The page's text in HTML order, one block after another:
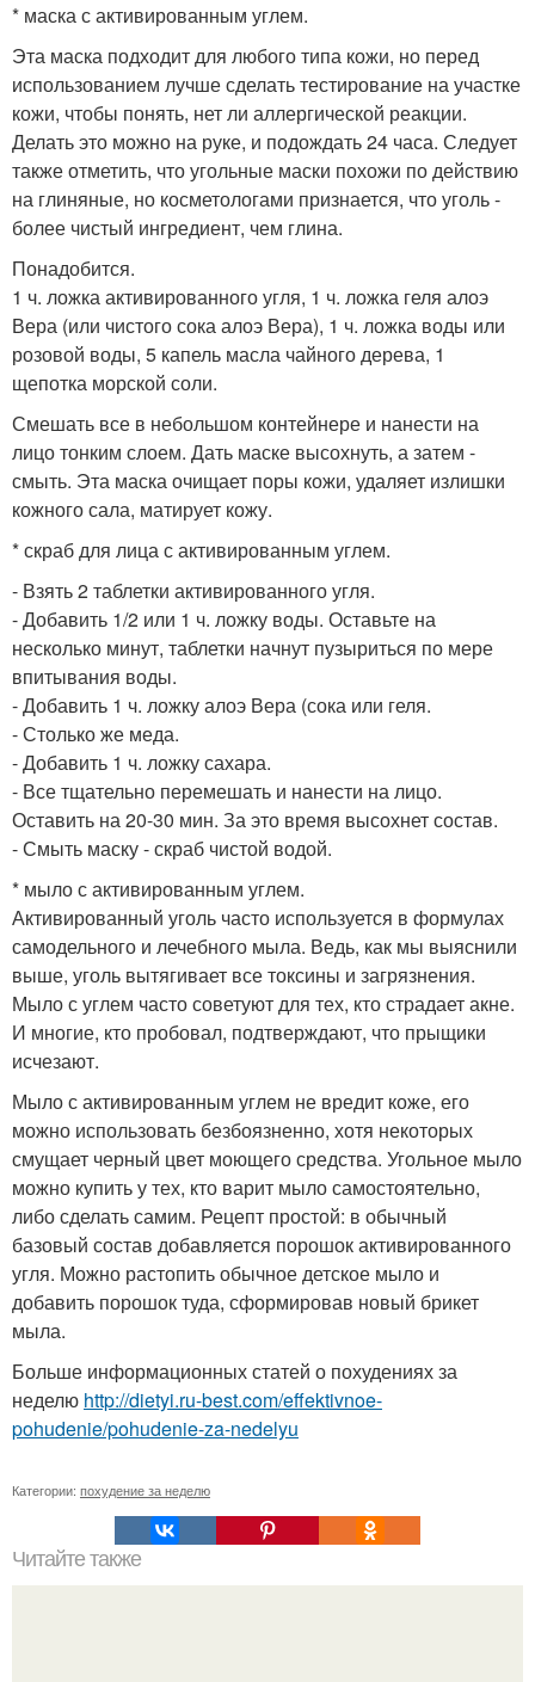
* маска с активированным углем.
Эта маска подходит для любого типа кожи, но перед
использованием лучше сделать тестирование на участке
кожи, чтобы понять, нет ли аллергической реакции.
Делать это можно на руке, и подождать 24 часа. Следует
также отметить, что угольные маски похожи по действию
на глиняные, но косметологами признается, что уголь -
более чистый ингредиент, чем глина.
Понадобится.
1 ч. ложка активированного угля, 1 ч. ложка геля алоэ
Вера (или чистого сока алоэ Вера), 1 ч. ложка воды или
розовой воды, 5 капель масла чайного дерева, 1
щепотка морской соли.
Смешать все в небольшом контейнере и нанести на
лицо тонким слоем. Дать маске высохнуть, а затем -
смыть. Эта маска очищает поры кожи, удаляет излишки
кожного сала, матирует кожу.
* скраб для лица с активированным углем.
- Взять 2 таблетки активированного угля.
- Добавить 1/2 или 1 ч. ложку воды. Оставьте на
несколько минут, таблетки начнут пузыриться по мере
впитывания воды.
- Добавить 1 ч. ложку алоэ Вера (сока или геля.
- Столько же меда.
- Добавить 1 ч. ложку сахара.
- Все тщательно перемешать и нанести на лицо.
Оставить на 20-30 мин. За это время высохнет состав.
- Смыть маску - скраб чистой водой.
* мыло с активированным углем.
Активированный уголь часто используется в формулах
самодельного и лечебного мыла. Ведь, как мы выяснили
выше, уголь вытягивает все токсины и загрязнения.
Мыло с углем часто советуют для тех, кто страдает акне.
И многие, кто пробовал, подтверждают, что прыщики
исчезают.
Мыло с активированным углем не вредит коже, его
можно использовать безбоязненно, хотя некоторых
смущает черный цвет моющего средства. Угольное мыло
можно купить у тех, кто варит мыло самостоятельно,
либо сделать самим. Рецепт простой: в обычный
базовый состав добавляется порошок активированного
угля. Можно растопить обычное детское мыло и
добавить порошок туда, сформировав новый брикет
мыла.
Больше информационных статей о похудениях за
неделю http://dietyi.ru-best.com/effektivnoe-
pohudenie/pohudenie-za-nedelyu
Категории: похудение за неделю
Читайте также